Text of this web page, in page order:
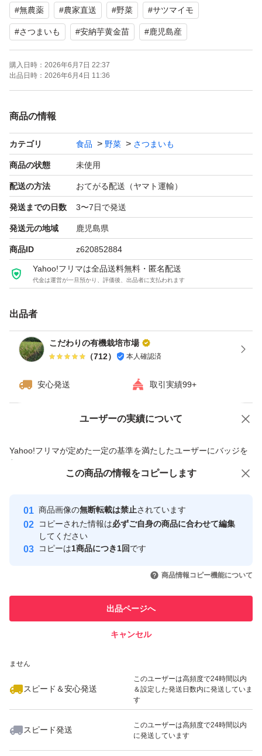
常温発送なので到着時は萎れた状態です。
そのまま植えても大丈夫です。
雨の前日ならば活着が良くなります。
植え付け後、雨が降らない場合は2〜3日
水をたっぷり与えて下さい。
植物なので写真とは異なる場合があります。
梱包はネコポスでの発送になります。
ご理解頂ける方、宜しくお願い致します。
#無農薬 #農家直送 #野菜 #サツマイモ
#さつまいも #安納芋黄金苗 #鹿児島産
購入日時： 2026年6月7日 22:37
出品日時： 2026年6月4日 11:36
商品の情報
カテゴリ 食品 野菜 さつまいも
商品の状態 未使用
配送の方法 おてがる配送（ヤマト運輸）
発送までの日数 3〜7日で発送
発送元の地域 鹿児島県
商品ID z620852884
Yahoo!フリマは全品送料無料・匿名配送
代金は運営が一旦預かり、評価後、出品者に支払われます
出品者
こだわりの有機栽培市場
（712） 本人確認済
安心発送 取引実績99+
ユーザーの実績について
Yahoo!フリマが定めた一定の基準を満たしたユーザーにバッジを
付与しています
安心取引出品者
心・安全なユーザーです
取引実績
引を完了させた実績があります
での取引実績があります
ません
スピード＆安心発送
このユーザーは高頻度で24時間以内
＆設定した発送日数内に発送していま
す
スピード発送
このユーザーは高頻度で24時間以内
に発送しています
価格の相談 商品への質問
この商品の情報をコピーします
商品画像の無断転載は禁止されています
コピーされた情報は必ずご自身の商品に合わせて編集
してください
コピーは1商品につき1回です
商品情報コピー機能について
出品ページへ
キャンセル
この商品をみている人にオススメ
いいね！
1,490